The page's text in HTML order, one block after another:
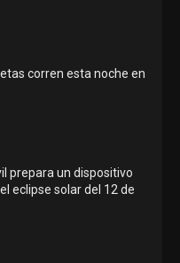
corren esta noche en
prepara un dispositivo
eclipse solar del 12 de